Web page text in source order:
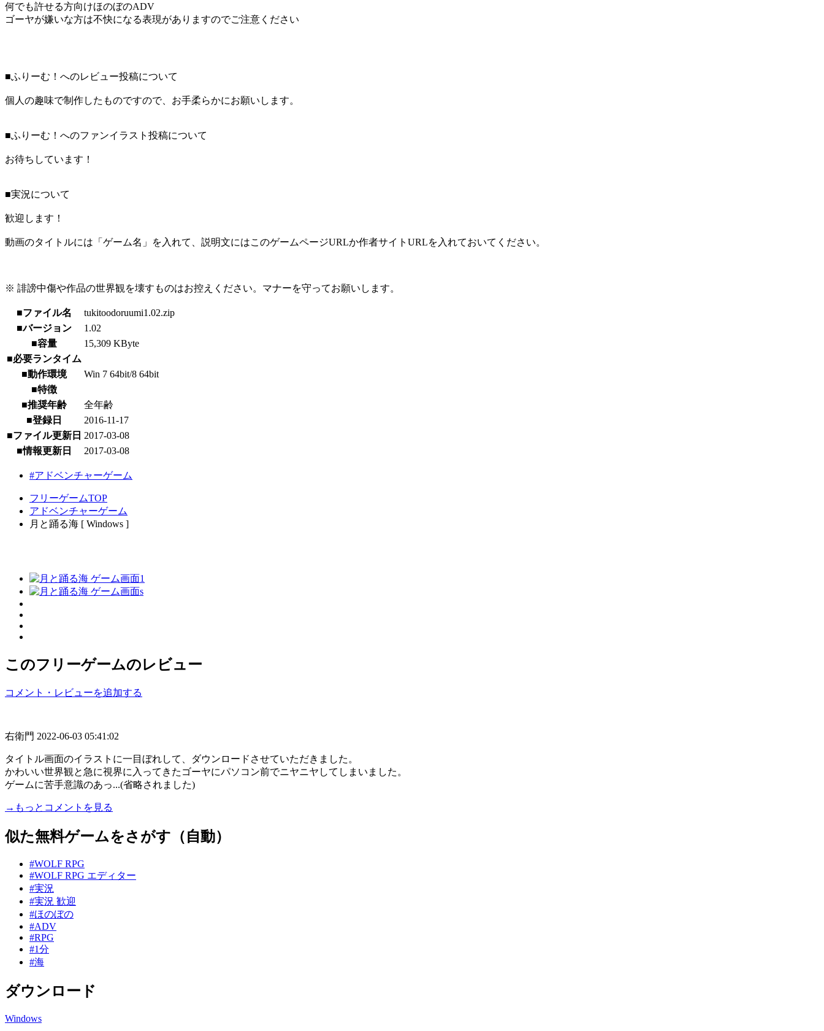
何でも許せる方向けほのぼのADV
ゴーヤが嫌いな方は不快になる表現がありますのでご注意ください
■ふりーむ！へのレビュー投稿について
個人の趣味で制作したものですので、お手柔らかにお願いします。
■ふりーむ！へのファンイラスト投稿について
お待ちしています！
■実況について
歓迎します！
動画のタイトルには「ゲーム名」を入れて、説明文にはこのゲームページURLか作者サイトURLを入れておいてください。
※ 誹謗中傷や作品の世界観を壊すものはお控えください。マナーを守ってお願いします。
■ファイル名
tukitoodoruumi1.02.zip
■バージョン
1.02
■容量
15,309 KByte
■必要ランタイム
■動作環境
Win 7 64bit/8 64bit
■特徴
■推奨年齢
全年齢
■登録日
2016-11-17
■ファイル更新日 2017-03-08
■情報更新日
2017-03-08
#アドベンチャーゲーム
フリーゲームTOP
アドベンチャーゲーム
月と踊る海 [ Windows ]
このフリーゲームのレビュー
コメント・レビューを追加する
右衛門 2022-06-03 05:41:02
タイトル画面のイラストに一目ぼれして、ダウンロードさせていただきました。
かわいい世界観と急に視界に入ってきたゴーヤにパソコン前でニヤニヤしてしまいました。
ゲームに苦手意識のあっ...(省略されました)
→もっとコメントを見る
似た無料ゲームをさがす（自動）
#WOLF RPG
#WOLF RPG エディター
#実況
#実況 歓迎
#ほのぼの
#ADV
#RPG
#1分
#海
ダウンロード
Windows